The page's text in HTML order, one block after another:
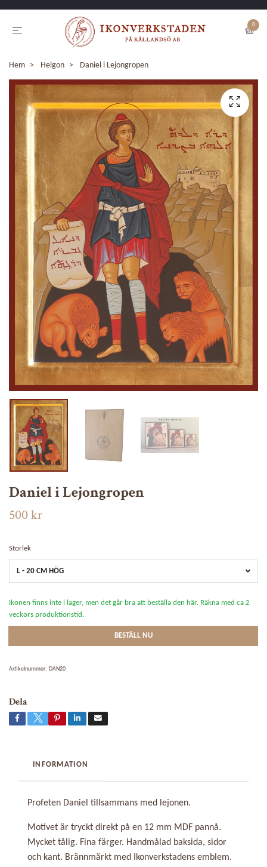
0
Hem Helgon Daniel i Lejongropen
Daniel i Lejongropen
500 kr
Storlek
L - 20 CM HÖG
Ikonen finns inte i lager, men det går bra att beställa den här. Räkna med ca 2
veckors produktionstid.
BESTÄLL NU
Artikelnummer: DAN20
Dela
INFORMATION
Profeten Daniel tillsammans med lejonen.
Motivet är tryckt direkt på en 12 mm MDF pannå.
Mycket tålig. Fina färger. Handmålad baksida, sidor
och kant. Brännmärkt med Ikonverkstadens emblem.